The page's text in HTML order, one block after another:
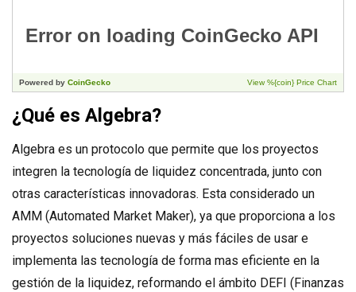
¿Qué es Algebra?
Algebra es un protocolo que permite que los proyectos
integren la tecnología de liquidez concentrada, junto con
otras características innovadoras. Esta considerado un
AMM (Automated Market Maker), ya que proporciona a los
proyectos soluciones nuevas y más fáciles de usar e
implementa las tecnología de forma mas eficiente en la
gestión de la liquidez, reformando el ámbito DEFI (Finanzas